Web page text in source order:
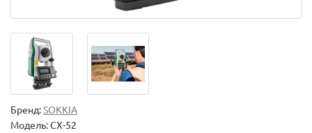
Бренд:SOKKIA
Модель:CX-52